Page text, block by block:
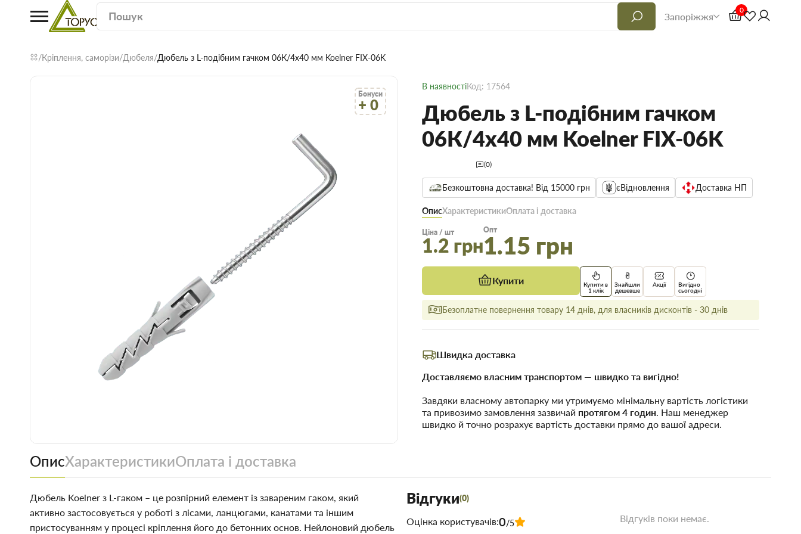
Запоріжжя
0
Кріплення, саморізи Дюбеля Дюбель з L-подібним гачком 06К/4х40 мм Koelner FIX-06K
Бонуси
+ 0
В наявностіКод: 17564
Дюбель з L-подібним гачком
06К/4х40 мм Koelner FIX-06K
(0)
Безкоштовна доставка! Від 15000 грн єВідновлення Доставка НП
ОписХарактеристикиОплата і доставка
Ціна / шт
1.2 грн
Опт
1.15 грн
Купити
Купити в
1 клік
Знайшли
дешевше
Акції
Вигідно
сьогодні
Безоплатне повернення товару 14 днів, для власників дисконтів - 30 днів
Швидка доставка
Доставляємо власним транспортом — швидко та вигідно!
Завдяки власному автопарку ми утримуємо мінімальну вартість логістики
та привозимо замовлення зазвичай протягом 4 годин. Наш менеджер
швидко й точно розрахує вартість доставки прямо до вашої адреси.
ОписХарактеристикиОплата і доставка
Дюбель Koelner з L-гаком – це розпірний елемент із завареним гаком, який
активно застосовується у роботі з лісами, ланцюгами, канатами та іншим
пристосуванням у процесі кріплення його до бетонних основ. Нейлоновий дюбель
Відгуки(0)
Оцінка користувачів:0/5
Відгуків поки немає.